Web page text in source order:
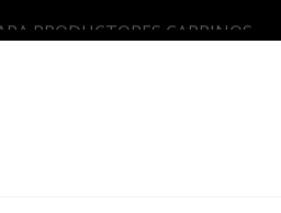
PRODUCTORES CAPRINOS